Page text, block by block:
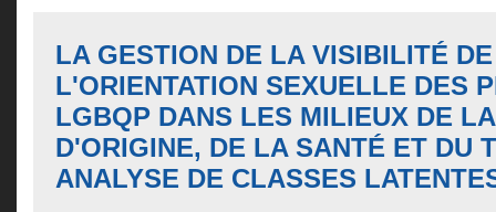
LA GESTION DE LA VISIBILITÉ DE
L'ORIENTATION SEXUELLE DES
LGBQP DANS LES MILIEUX DE
D'ORIGINE, DE LA SANTÉ ET DU
ANALYSE DE CLASSES